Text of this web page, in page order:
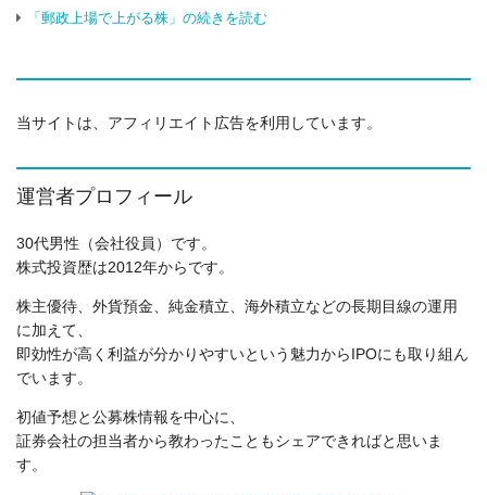
「郵政上場で上がる株」の続きを読む
当サイトは、アフィリエイト広告を利用しています。
運営者プロフィール
30代男性（会社役員）です。
株式投資歴は2012年からです。
株主優待、外貨預金、純金積立、海外積立などの長期目線の運用
に加えて、
即効性が高く利益が分かりやすいという魅力からIPOにも取り組ん
でいます。
初値予想と公募株情報を中心に、
証券会社の担当者から教わったこともシェアできればと思いま
す。